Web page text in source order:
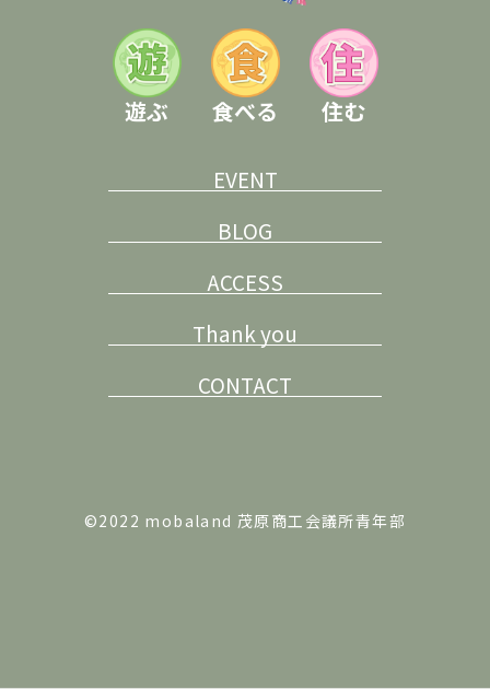
遊ぶ 食べる 住む
EVENT
BLOG
ACCESS
Thank you
CONTACT
©2022 mobaland 茂原商工会議所青年部